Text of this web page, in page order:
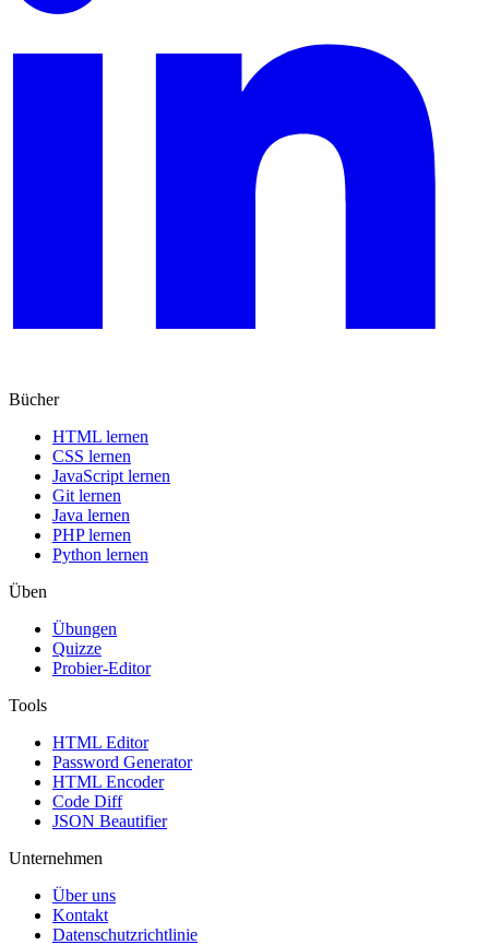
Bücher
HTML lernen
CSS lernen
JavaScript lernen
Git lernen
Java lernen
PHP lernen
Python lernen
Üben
Übungen
Quizze
Probier-Editor
Tools
HTML Editor
Password Generator
HTML Encoder
Code Diff
JSON Beautifier
Unternehmen
Über uns
Kontakt
Datenschutzrichtlinie